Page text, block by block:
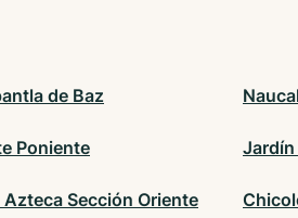
de Baz
Poniente Jardín
Sección Oriente